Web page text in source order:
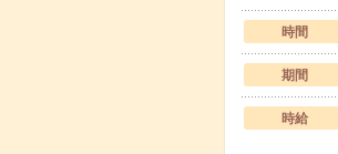
時間
期間
時給